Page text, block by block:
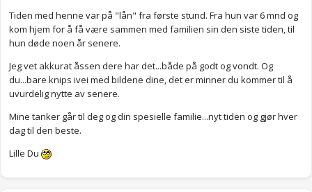
Tiden med henne var på "lån" fra første stund. Fra hun var 6 mnd og
kom hjem for å få være sammen med familien sin den siste tiden, til
hun døde noen år senere.
Jeg vet akkurat åssen dere har det...både på godt og vondt. Og
du...bare knips ivei med bildene dine, det er minner du kommer til å
uvurdelig nytte av senere.
Mine tanker går til deg og din spesielle familie...nyt tiden og gjør hver
dag til den beste.
Lille Du